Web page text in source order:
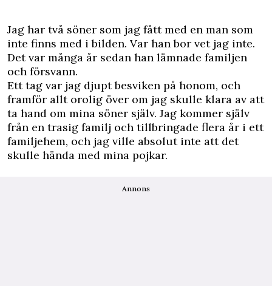
Jag har två söner som jag fått med en man som
inte finns med i bilden. Var han bor vet jag inte.
Det var många år sedan han lämnade familjen
och försvann.
Ett tag var jag djupt besviken på honom, och
framför allt orolig över om jag skulle klara av att
ta hand om mina söner själv. Jag kommer själv
från en trasig familj och tillbringade flera år i ett
familjehem, och jag ville absolut inte att det
skulle hända med mina pojkar.
Annons